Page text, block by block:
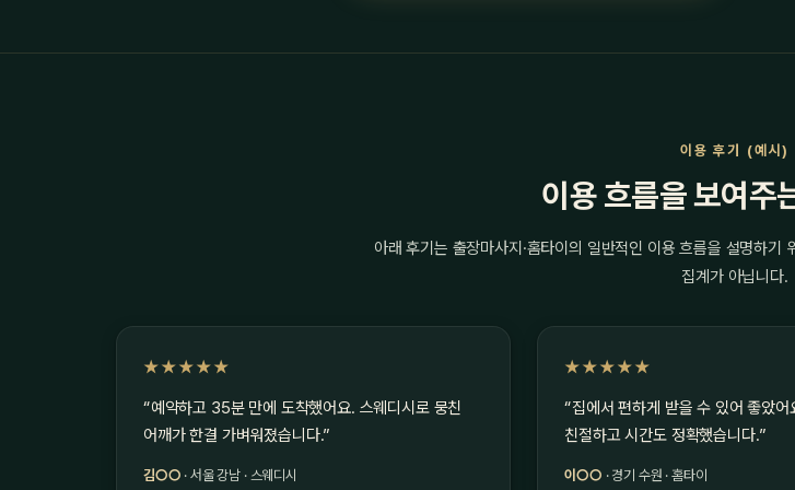
이용 후기 (예시)
이용 흐름을 보여주
아래 후기는 출장마사지·홈타이의 일반적인 이용 흐름을 설명하기
집계가 아닙니다.
★★★★★
“예약하고 35분 만에 도착했어요. 스웨디시로 뭉친
어깨가 한결 가벼워졌습니다.”
김○○ · 서울 강남 · 스웨디시
★★★★★
“집에서 편하게 받을 수 있어 좋았어
친절하고 시간도 정확했습니다.”
이○○ · 경기 수원 · 홈타이